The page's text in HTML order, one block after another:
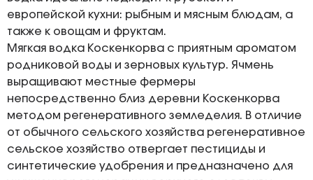
европейской кухни: рыбным и мясным блюдам, а
также к овощам и фруктам.
Мягкая водка Коскенкорва с приятным ароматом
родниковой воды и зерновых культур. Ячмень
выращивают местные фермеры
непосредственно близ деревни Коскенкорва
методом регенеративного земледелия. В отличие
от обычного сельского хозяйства регенеративное
сельское хозяйство отвергает пестициды и
синтетические удобрения и предназначено для